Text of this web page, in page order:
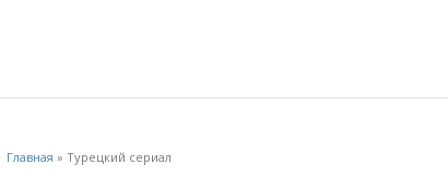
Главная » Турецкий сериал